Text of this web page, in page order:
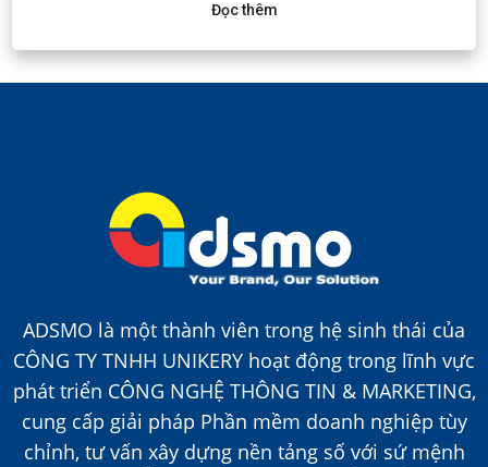
Đọc thêm
ADSMO là một thành viên trong hệ sinh thái của
CÔNG TY TNHH UNIKERY hoạt động trong lĩnh vực
phát triển CÔNG NGHỆ THÔNG TIN & MARKETING,
cung cấp giải pháp Phần mềm doanh nghiệp tùy
chỉnh, tư vấn xây dựng nền tảng số với sứ mệnh